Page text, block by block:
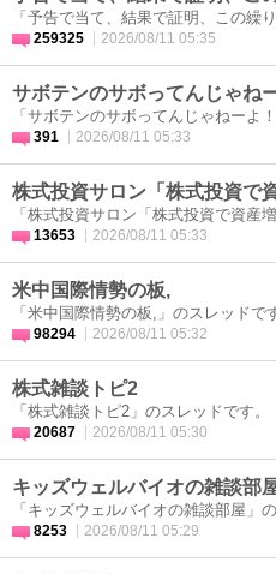
「予告で当て、結果で証明、この
259325 2026/08/11 05:35
サボテンのサボってんじゃね
「サボテンのサボってんじゃねーよ
391 2026/08/11 05:33
「株式投資サロン「株式投資で資産
13653 2026/08/11 05:33
米中国際情勢の板,
「米中国際情勢の板,」のスレッドで
98294 2026/08/11 05:32
株式雑談トピ2
「株式雑談トピ2」のスレッドです。
20687 2026/08/11 05:30
キッズウェルバイオの雑談部
「キッズウェルバイオの雑談部屋」
8253 2026/08/11 05:29